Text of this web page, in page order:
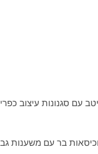
עם סגנונות עיצוב
בר עם משענות גב